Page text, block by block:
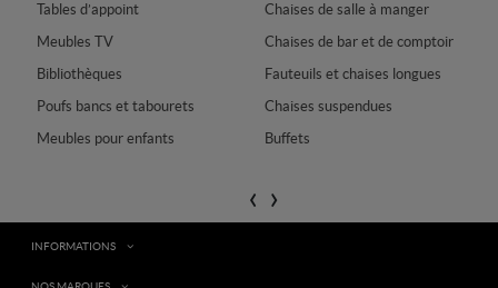
Tables d’appoint
Meubles TV
Bibliothèques
Poufs bancs et tabourets
Meubles pour enfants
Chaises de salle à manger
Chaises de bar et de comptoir
Fauteuils et chaises longues
Chaises suspendues
Buffets
‹ ›
INFORMATIONS